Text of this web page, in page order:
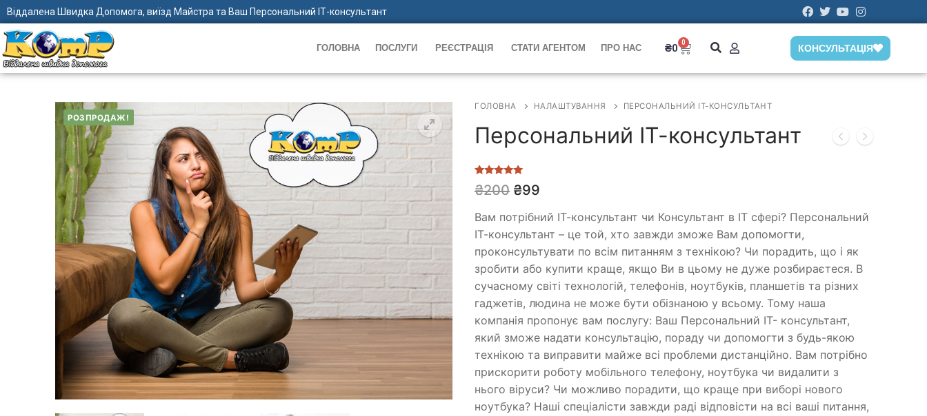
Віддалена Швидка Допомога, виїзд Майстра та Ваш Персональний ІТ-консультант
ГОЛОВНА ПОСЛУГИ РЕЄСТРАЦІЯ СТАТИ АГЕНТОМ ПРО НАС ₴0 0
КОНСУЛЬТАЦІЯ
РОЗПРОДАЖ!
ГОЛОВНА НАЛАШТУВАННЯ ПЕРСОНАЛЬНИЙ ІТ-КОНСУЛЬТАНТ
Персональний ІТ-консультант
Рейтинг
5.00з 5 на
опитування
1
покупця
₴200 ₴99
Вам потрібний ІТ-консультант чи Консультант в ІТ сфері? Персональний
ІТ-консультант – це той, хто завжди зможе Вам допомогти,
проконсультувати по всім питанням з технікою? Чи порадить, що і як
зробити або купити краще, якщо Ви в цьому не дуже розбираєтеся. В
сучасному світі технологій, телефонів, ноутбуків, планшетів та різних
гаджетів, людина не може бути обізнаною у всьому. Тому наша
компанія пропонує вам послугу: Ваш Персональний IT- консультант,
який зможе надати консультацію, пораду чи допомогти з будь-якою
технікою та виправити майже всі проблеми дистанційно. Вам потрібно
прискорити роботу мобільного телефону, ноутбука чи видалити з
нього віруси? Чи можливо порадити, що краще при виборі нового
ноутбука? Наші спеціалісти завжди раді відповісти на всі ваші питання,